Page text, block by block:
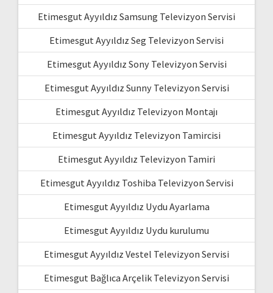
Etimesgut Ayyıldız Samsung Televizyon Servisi
Etimesgut Ayyıldız Seg Televizyon Servisi
Etimesgut Ayyıldız Sony Televizyon Servisi
Etimesgut Ayyıldız Sunny Televizyon Servisi
Etimesgut Ayyıldız Televizyon Montajı
Etimesgut Ayyıldız Televizyon Tamircisi
Etimesgut Ayyıldız Televizyon Tamiri
Etimesgut Ayyıldız Toshiba Televizyon Servisi
Etimesgut Ayyıldız Uydu Ayarlama
Etimesgut Ayyıldız Uydu kurulumu
Etimesgut Ayyıldız Vestel Televizyon Servisi
Etimesgut Bağlıca Arçelik Televizyon Servisi